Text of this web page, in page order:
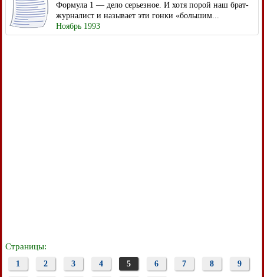
Формула 1 — дело серьезное. И хотя порой наш брат-
журналист и называет эти гонки «большим...
Ноябрь 1993
Страницы:
1 2 3 4 5 6 7 8 9